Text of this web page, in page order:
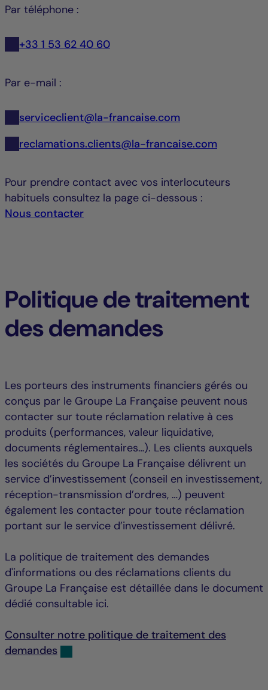
Par téléphone :
+33 1 53 62 40 60
Par e-mail :
serviceclient@la-francaise.com
reclamations.clients@la-francaise.com
Pour prendre contact avec vos interlocuteurs
habituels consultez la page ci-dessous :
Nous contacter
Politique de traitement
des demandes
Les porteurs des instruments financiers gérés ou
conçus par le Groupe La Française peuvent nous
contacter sur toute réclamation relative à ces
produits (performances, valeur liquidative,
documents réglementaires…). Les clients auxquels
les sociétés du Groupe La Française délivrent un
service d’investissement (conseil en investissement,
réception-transmission d’ordres, …) peuvent
également les contacter pour toute réclamation
portant sur le service d’investissement délivré.
La politique de traitement des demandes
d'informations ou des réclamations clients du
Groupe La Française est détaillée dans le document
dédié consultable ici.
Consulter notre politique de traitement des
demandes